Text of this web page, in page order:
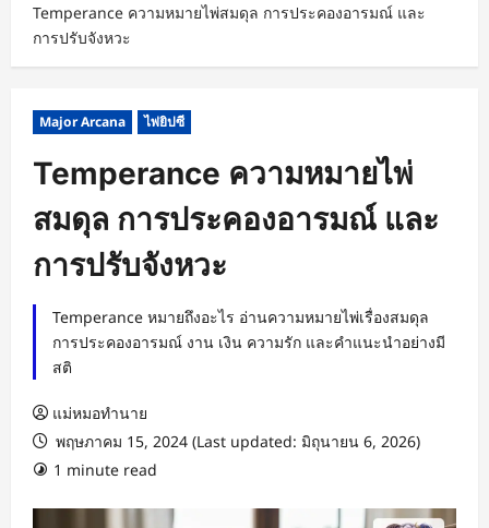
Temperance ความหมายไพ่สมดุล การประคองอารมณ์ และ
การปรับจังหวะ
Major Arcana ไพ่ยิปซี
Temperance ความหมายไพ่
สมดุล การประคองอารมณ์ และ
การปรับจังหวะ
Temperance หมายถึงอะไร อ่านความหมายไพ่เรื่องสมดุล
การประคองอารมณ์ งาน เงิน ความรัก และคำแนะนำอย่างมี
สติ
แม่หมอทำนาย
พฤษภาคม 15, 2024 (Last updated: มิถุนายน 6, 2026)
1 minute read